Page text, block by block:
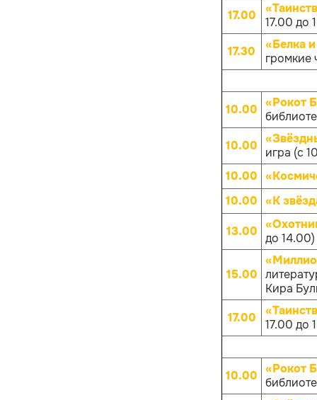
17.00
17.00 до
17.30
«Белка
громкие
10.00 «Рокот
10.00
игра (с
10.00
10.00 «К
13.00 до 14.00)
15.00
Кира
17.00
17.00 до
10.00 «Рокот